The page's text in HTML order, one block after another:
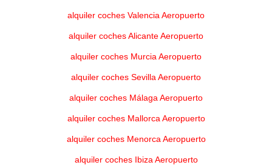
alquiler coches Valencia Aeropuerto
alquiler coches Alicante Aeropuerto
alquiler coches Murcia Aeropuerto
alquiler coches Sevilla Aeropuerto
alquiler coches Málaga Aeropuerto
alquiler coches Mallorca Aeropuerto
alquiler coches Menorca Aeropuerto
alquiler coches Ibiza Aeropuerto